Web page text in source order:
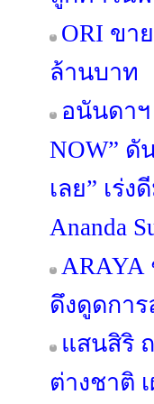
ORI ขา
ล้านบาท
อนันดาฯ
NOW” ดั
เลย” เร่
Ananda
ARAYA
ดึงดูดกา
แสนสิริ
ต่างชาติ